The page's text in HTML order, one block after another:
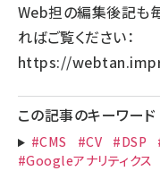
Web担の編集後記も
ればご覧ください：
https://
この記事のキーワード
#CMS #CV #DSP
#Googleアナリティクス